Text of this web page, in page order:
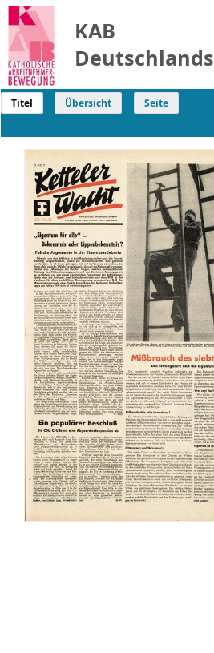
KAB
Deutschlands
Titel Übersicht Seite